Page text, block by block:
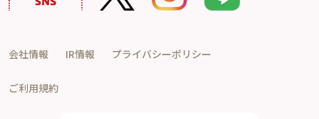
会社情報 IR情報 プライバシーポリシー
ご利用規約